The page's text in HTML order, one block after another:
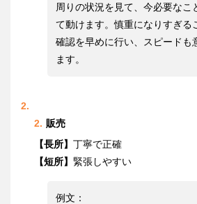
周りの状況を見て、今必要なこ
て動けます。慎重になりすぎる
確認を早めに行い、スピードも
ます。
販売
【長所】 丁寧で正確
【短所】 緊張しやすい
例文：